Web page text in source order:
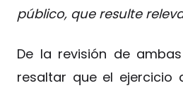
público, que resulte
De la revisión de
resaltar que el ejercicio